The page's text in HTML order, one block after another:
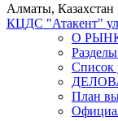
Алматы, Казахстан
КЦДС "Атакент"
О
Список
План